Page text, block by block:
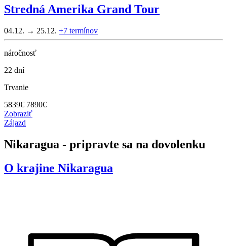
Stredná Amerika Grand Tour
04.12. → 25.12. +7 termínov
náročnosť
22 dní
Trvanie
5839€ 7890€
Zobraziť
Zájazd
Nikaragua - pripravte sa na dovolenku
O krajine Nikaragua